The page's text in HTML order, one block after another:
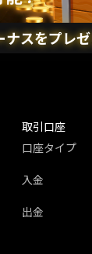
スをプレゼ
取引口座
口座タイプ
入金
出金